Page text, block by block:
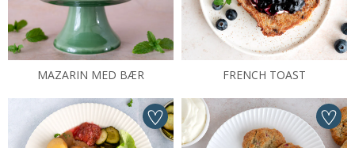
MAZARIN MED BÆR FRENCH TOAST